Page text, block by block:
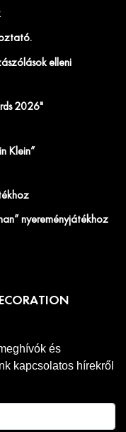
elleni
2026"
Klein”
nyereményjátékhoz
és
kapcsolatos hírekről